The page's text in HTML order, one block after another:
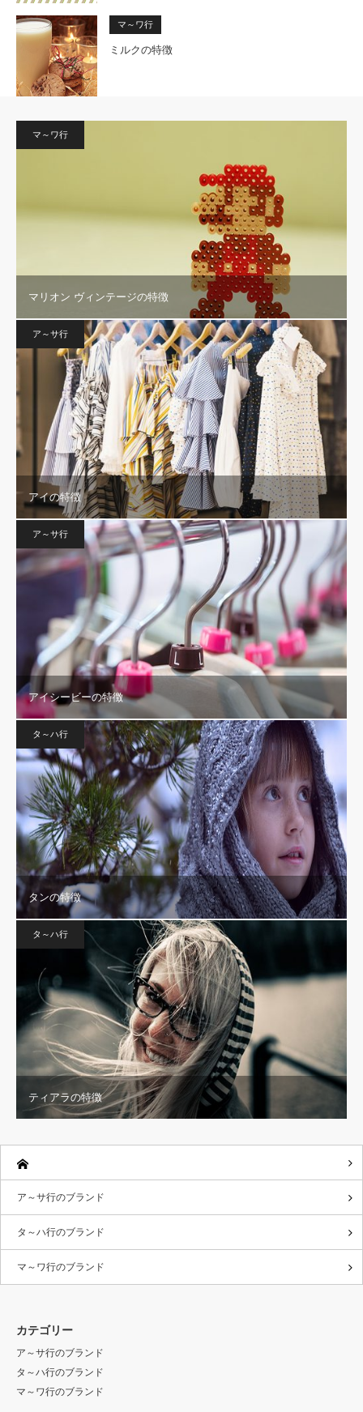
マ～ワ行
ミルクの特徴
マ～ワ行
マリオン ヴィンテージの特徴
ア～サ行
アイの特徴
ア～サ行
アイシービーの特徴
タ～ハ行
タンの特徴
タ～ハ行
ティアラの特徴
ア～サ行のブランド
タ～ハ行のブランド
マ～ワ行のブランド
カテゴリー
ア～サ行のブランド
タ～ハ行のブランド
マ～ワ行のブランド